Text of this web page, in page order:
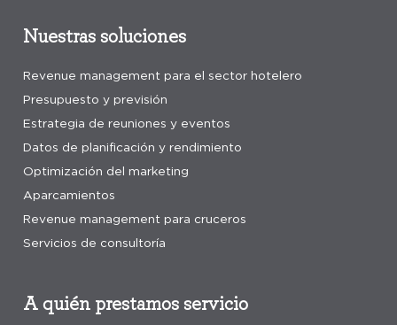
Nuestras soluciones
Revenue management para el sector hotelero
Presupuesto y previsión
Estrategia de reuniones y eventos
Datos de planificación y rendimiento
Optimización del marketing
Aparcamientos
Revenue management para cruceros
Servicios de consultoría
A quién prestamos servicio